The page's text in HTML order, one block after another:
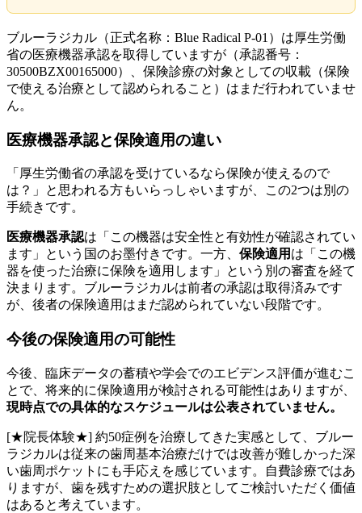
ブルーラジカル（正式名称：Blue Radical P-01）は厚生労働
省の医療機器承認を取得していますが（承認番号：
30500BZX00165000）、保険診療の対象としての収載（保険
で使える治療として認められること）はまだ行われていませ
ん。
医療機器承認と保険適用の違い
「厚生労働省の承認を受けているなら保険が使えるので
は？」と思われる方もいらっしゃいますが、この2つは別の
手続きです。
医療機器承認は「この機器は安全性と有効性が確認されてい
ます」という国のお墨付きです。一方、 保険適用 は「この機
器を使った治療に保険を適用します」という別の審査を経て
決まります。ブルーラジカルは前者の承認は取得済みです
が、後者の保険適用はまだ認められていない段階です。
今後の保険適用の可能性
今後、臨床データの蓄積や学会でのエビデンス評価が進むこ
とで、将来的に保険適用が検討される可能性はありますが、
現時点での具体的なスケジュールは公表されていません。
[★院長体験★] 約50症例を治療してきた実感として、ブルー
ラジカルは従来の歯周基本治療だけでは改善が難しかった深
い歯周ポケットにも手応えを感じています。自費診療ではあ
りますが、歯を残すための選択肢としてご検討いただく価値
はあると考えています。